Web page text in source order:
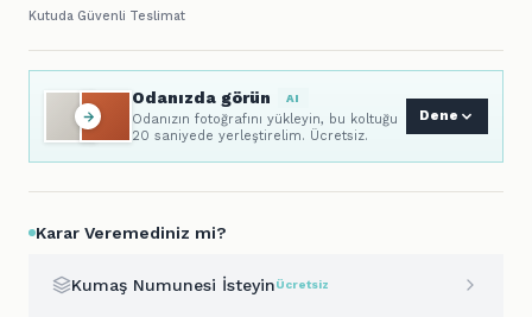
Kutuda Güvenli Teslimat
Odanızda görün AI
Odanızın fotoğrafını yükleyin, bu koltuğu
20 saniyede yerleştirelim. Ücretsiz.
Dene
Karar Veremediniz mi?
Kumaş Numunesi İsteyinÜcretsiz